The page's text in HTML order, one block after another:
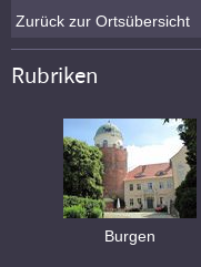
Zurück zur Ortsübersicht
Rubriken
Burgen